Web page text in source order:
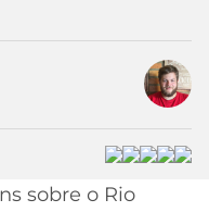
sobre o Rio